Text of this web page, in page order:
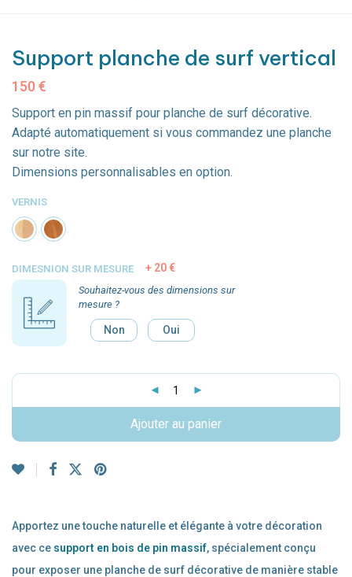
Support planche de surf vertical
150 €
Support en pin massif pour planche de surf décorative.
Adapté automatiquement si vous commandez une planche
sur notre site.
Dimensions personnalisables en option.
VERNIS
DIMESNION SUR MESURE
Souhaitez-vous des dimensions sur
mesure ?
Non
20 €
Oui
Ajouter au panier
Apportez une touche naturelle et élégante à votre décoration
avec ce support en bois de pin massif, spécialement conçu
pour exposer une planche de surf décorative de manière stable